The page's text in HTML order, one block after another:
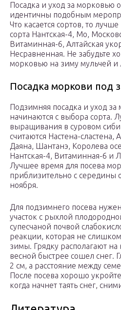
Посадка и уход за морковью
идентичны подобным
Что касается сортов, то
сорта Нантская-4, Мо,
Витаминная-6, Алтайская
Несравненная. Не забудьте
морковью на зиму мульчей и
Посадка моркови под
Подзимняя посадка и уход
начинаются с выбора сорта.
выращивания в суровом
считаются Настена-сластена,
Даяна, Шантанэ, Королева
Нантская-4, Витаминная-6 и
Лучшее время для посева
приблизительно с середины
ноября.
Для подзимнего посева
участок с рыхлой
супесчаной почвой
реакции, которая не
зимы. Грядку располагают
весной быстрее сошел снег.
2 см, а расстояние между
После посева хорошо
когда начнет таять снег,